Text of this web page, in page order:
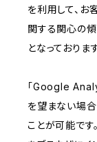
を利用して、お
関する関心の
となっております
「Google
を望まない場合
ことが可能で